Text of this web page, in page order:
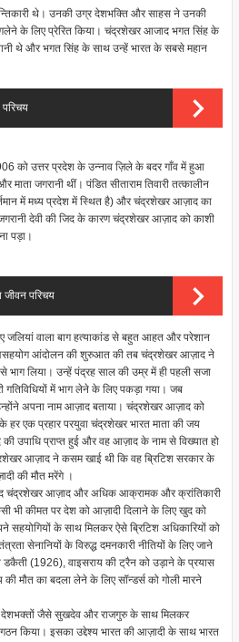
थे। उनकी उग्र देशभक्ति और साहस ने उनकी
के लिए प्रेरित किया। चंद्रशेखर आजाद भगत सिंह के
थे और भगत सिंह के साथ उन्हें भारत के सबसे महान
परिचय
को उत्तर प्रदेश के उन्नाव ज़िले के बदर गाँव में हुआ
माता जगरानी थीं। पंडित सीताराम तिवारी तत्कालीन
में मध्य प्रदेश में स्थित है) और चंद्रशेखर आज़ाद का
देवी की जिद के कारण चंद्रशेखर आज़ाद को काशी
पड़ा।
जीवन परिचय
वाला बाग हत्याकांड से बहुत आहत और परेशान
आंदोलन की शुरुआत की तब चंद्रशेखर आज़ाद ने
भाग लिया। उन्हें पंद्रह साल की उम्र में ही पहली सजा
गतिविधियों में भाग लेने के लिए पकड़ा गया। जब
अपना नाम आज़ाद बताया। चंद्रशेखर आज़ाद को
एक प्रहार परयुवा चंद्रशेखर भारत माता की जय
उपाधि प्राप्त हुई और वह आज़ाद के नाम से विख्यात हो
आज़ाद ने कसम खाई थी कि वह ब्रिटिश सरकार के
की मौत मरेंगे ।
चंद्रशेखर आज़ाद और अधिक आक्रामक और क्रांतिकारी
भी कीमत पर देश को आज़ादी दिलाने के लिए खुद को
के साथ मिलकर ऐसे ब्रिटिश अधिकारियों को
सेनानियों के विरुद्ध दमनकारी नीतियों के लिए जाने
(1926), वाइसराय की ट्रैन को उड़ाने के प्रयास
मौत का बदला लेने के लिए सॉन्डर्स को गोली मारने
जैसे सुखदेव और राजगुरु के साथ मिलकर
किया। इसका उद्देश्य भारत की आज़ादी के साथ भारत